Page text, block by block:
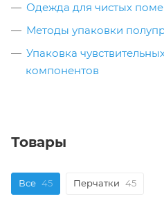
Одежда для чистых
Методы упаковки
Упаковка
компонентов
Товары
Все 45 Перчатки 45